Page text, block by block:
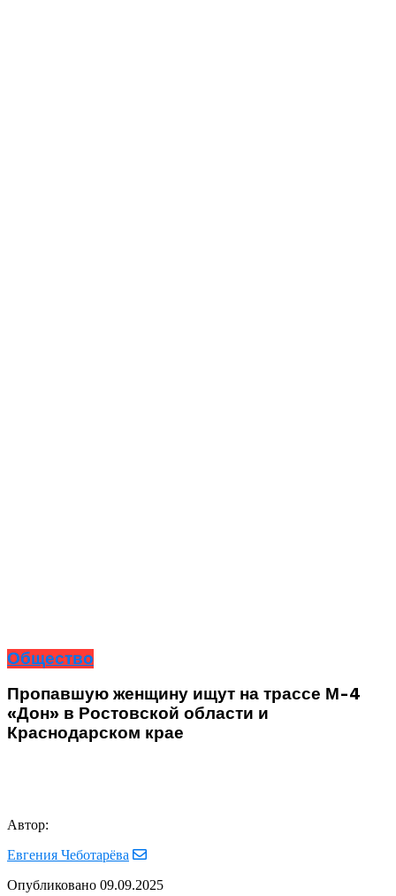
Общество
Пропавшую женщину ищут на трассе М-4
«Дон» в Ростовской области и
Краснодарском крае
Автор:
Евгения Чеботарёва
Опубликовано 09.09.2025